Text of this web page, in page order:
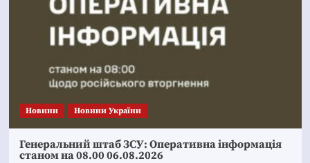
Новини Новини України
Генеральний штаб ЗСУ: Оперативна інформація
станом на 08.00 06.08.2026